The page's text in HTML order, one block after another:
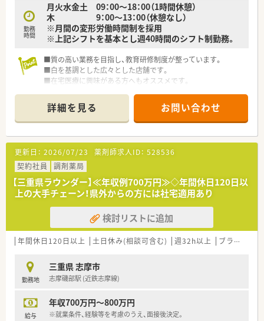
門の体系的な研修をご用意。
安心して飛び込める体制が整備されています。
★業界トップクラスの認定薬局数と盤石化を図る組織体制
です。
がん診療連携拠点病院等との密な連携を行いつつ、より高度な薬
学管理や、
高い専門性が求められる特殊な調剤に対応できる専門医療機関
連携薬局も取得しています。
本社から業界動向などの情報が常に発信されており、患者様や医
療機関と信頼関係を築きやすい体制があるのも認定薬局が増え
ている理由の1つです。
★安心して働ける環境と福利厚生制度
年間休日が「126日相当時間」と業界トップクラスのさくら薬局
では産休・育休の希望取得率も100％！長く働き続けるための環
境づくりを考え、ライフステージに応じた福利厚生をご用意して
います。
また、患者さまへの想いをカタチにする「リトルチャレンジ制
度」では「現場主義」を念頭に、
地域・店舗ごとに異なる患者さまのニーズやスタッフの思いを実
現する取り組みも行っています。
ップをご用意しております。
こうした働きやすい環境づくりに力を入れている『さくら薬局グ
ループ』でご活躍されてみませんか？
勤務
時間
月火水金土 09：00～18：00（1時間休憩）
木 9：00～13：00（休憩なし）
※月間の変形労働時間制を採用
※上記シフトを基本とし週40時間のシフト制勤務。
■質の高い業務を目指し、教育研修制度が整っています。
■白を基調とした広々とした店舗です。
■在宅医療に興味がある方へもオススメです。
■この求人は大手薬局求人特集に掲載中です■
詳細を見る お問い合わせ
更新日： 2026/07/23 薬剤師求人ID： 528536
契約社員
調剤薬局
【三重県ラウンダー】≪年収例700万円≫◇年間休日120日以
上の大手チェーン！県外からの方には社宅適用あり
検討リストに追加
年間休日120日以上 土日休み(相談可含む) 週32h以上 ブランク可
勤務地
三重県 志摩市
志摩磯部駅 (近鉄志摩線)
給与
年収700万円～800万円
※就業条件、経験等を考慮のうえ、面接後決定。